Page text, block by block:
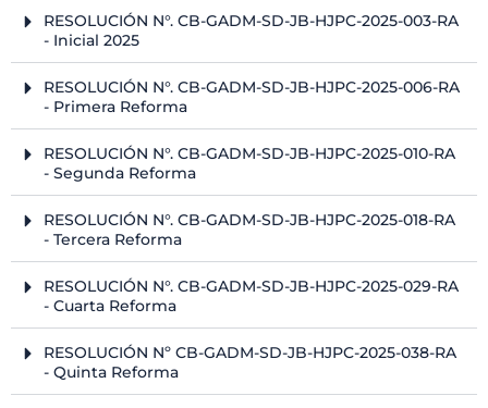
RESOLUCIÓN N°. CB-GADM-SD-JB-HJPC-2025-003-RA
- Inicial 2025
RESOLUCIÓN N°. CB-GADM-SD-JB-HJPC-2025-006-RA
- Primera Reforma
RESOLUCIÓN N°. CB-GADM-SD-JB-HJPC-2025-010-RA
- Segunda Reforma
RESOLUCIÓN N°. CB-GADM-SD-JB-HJPC-2025-018-RA
- Tercera Reforma
RESOLUCIÓN N°. CB-GADM-SD-JB-HJPC-2025-029-RA
- Cuarta Reforma
RESOLUCIÓN Nº CB-GADM-SD-JB-HJPC-2025-038-RA
- Quinta Reforma